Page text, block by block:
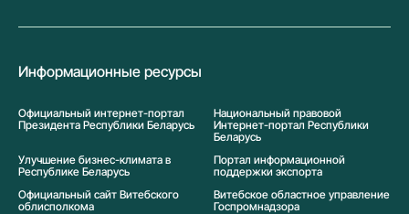
Информационные ресурсы
Официальный интернет-портал
Президента Республики Беларусь
Национальный правовой
Интернет-портал Республики
Беларусь
Улучшение бизнес-климата в
Республике Беларусь
Портал информационной
поддержки экспорта
Официальный сайт Витебского
облисполкома
Витебское областное управление
Госпромнадзора